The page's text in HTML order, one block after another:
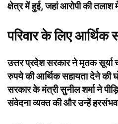
क्षेत्र में हुई, जहां आरोपी की तलाश
परिवार के लिए आर्थिक
उत्तर प्रदेश सरकार ने मृतक सूर्या
रुपये की आर्थिक सहायता देने की
सरकार के मंत्री सुनील शर्मा ने
संवेदना व्यक्त की और उन्हें हरसंभव